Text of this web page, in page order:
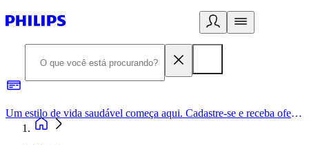
Um estilo de vida saudável começa aqui. Cadastre-se e receba ofertas exclusivas.